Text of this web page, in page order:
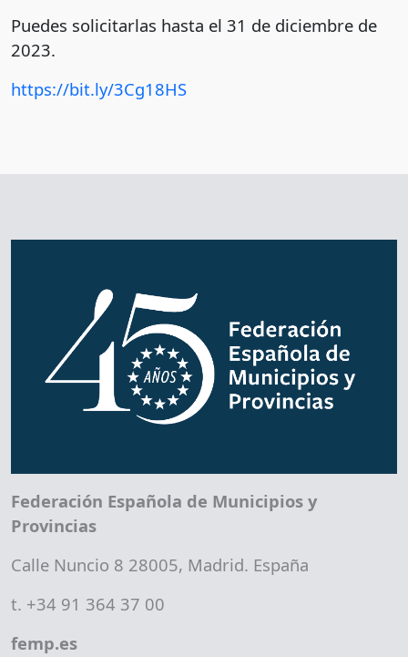
Puedes solicitarlas hasta el 31 de diciembre de
2023.
https://bit.ly/3Cg18HS
Federación Española de Municipios y
Provincias
Calle Nuncio 8 28005, Madrid. España
t. +34 91 364 37 00
femp.es